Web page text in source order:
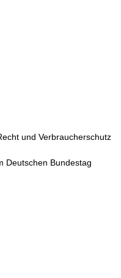
und Verbraucherschutz
Deutschen Bundestag